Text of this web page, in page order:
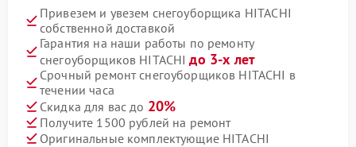
Привезем и увезем снегоуборщика HITACHI
собственной доставкой
Гарантия на наши работы по ремонту
снегоуборщиков HITACHIдо 3-х лет
Срочный ремонт снегоуборщиков HITACHI в
течении часа
Скидка для вас до 20%
Получите 1500 рублей на ремонт
Оригинальные комплектующие HITACHI